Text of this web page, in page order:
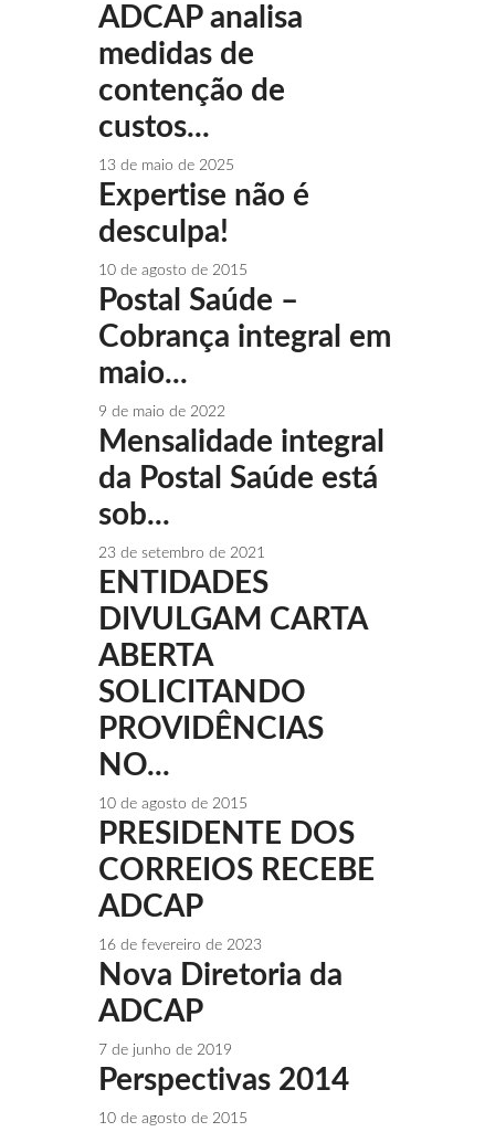
ADCAP analisa
medidas de
contenção de
custos...
13 de maio de 2025
Expertise não é
desculpa!
10 de agosto de 2015
Postal Saúde –
Cobrança integral em
maio...
9 de maio de 2022
Mensalidade integral
da Postal Saúde está
sob...
23 de setembro de 2021
ENTIDADES
DIVULGAM CARTA
ABERTA
SOLICITANDO
PROVIDÊNCIAS
NO...
10 de agosto de 2015
PRESIDENTE DOS
CORREIOS RECEBE
ADCAP
16 de fevereiro de 2023
Nova Diretoria da
ADCAP
7 de junho de 2019
10 de agosto de 2015